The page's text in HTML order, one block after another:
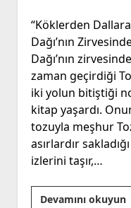
“Köklerden
Dağı’nın
Dağı’nın
zaman geçirdiği
iki yolun bitiştiği
kitap yaşardı.
tozuyla meşhur
asırlardır
izlerini taşır,…
Devamını okuyun